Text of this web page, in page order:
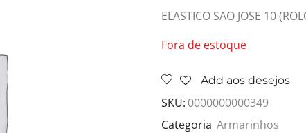
ELASTICO SAO JOSE 10
Fora de estoque
Add aos desejos
SKU: 0000000000349
Categoria Armarinhos